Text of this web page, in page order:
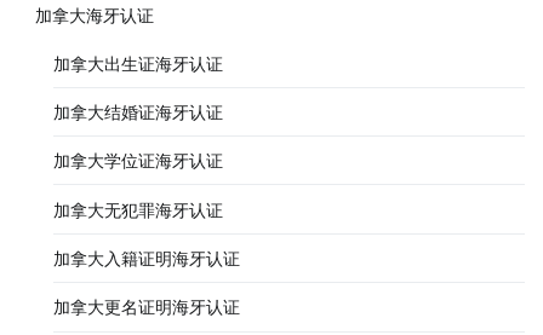
加拿大海牙认证
加拿大出生证海牙认证
加拿大结婚证海牙认证
加拿大学位证海牙认证
加拿大无犯罪海牙认证
加拿大入籍证明海牙认证
加拿大更名证明海牙认证